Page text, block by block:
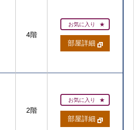
4階
お気に入り
部屋詳細
2階
お気に入り
部屋詳細